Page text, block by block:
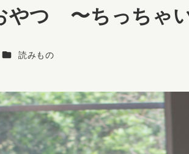
やつ 〜ちっちゃ
カテゴリー
読みもの